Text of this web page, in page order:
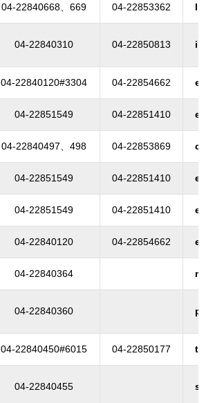
04-22840668、669 04-22853362
04-22840310 04-22850813
04-22840120#3304 04-22854662
04-22851549 04-22851410
04-22840497、498 04-22853869
04-22851549 04-22851410
04-22851549 04-22851410
04-22840120 04-22854662
04-22840364
04-22840360
04-22840450#6015 04-22850177
04-22840455